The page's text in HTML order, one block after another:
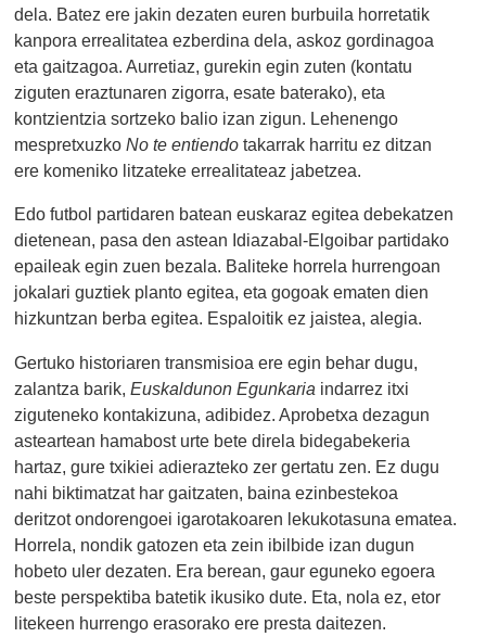
dela. Batez ere jakin dezaten euren burbuila horretatik
kanpora errealitatea ezberdina dela, askoz gordinagoa
eta gaitzagoa. Aurretiaz, gurekin egin zuten (kontatu
ziguten eraztunaren zigorra, esate baterako), eta
kontzientzia sortzeko balio izan zigun. Lehenengo
mespretxuzkoNo te entiendo takarrak harritu ez ditzan
ere komeniko litzateke errealitateaz jabetzea.
Edo futbol partidaren batean euskaraz egitea debekatzen
dietenean, pasa den astean Idiazabal-Elgoibar partidako
epaileak egin zuen bezala. Baliteke horrela hurrengoan
jokalari guztiek planto egitea, eta gogoak ematen dien
hizkuntzan berba egitea. Espaloitik ez jaistea, alegia.
Gertuko historiaren transmisioa ere egin behar dugu,
zalantza barik, Euskaldunon Egunkaria indarrez itxi
ziguteneko kontakizuna, adibidez. Aprobetxa dezagun
asteartean hamabost urte bete direla bidegabekeria
hartaz, gure txikiei adierazteko zer gertatu zen. Ez dugu
nahi biktimatzat har gaitzaten, baina ezinbestekoa
deritzot ondorengoei igarotakoaren lekukotasuna ematea.
Horrela, nondik gatozen eta zein ibilbide izan dugun
hobeto uler dezaten. Era berean, gaur eguneko egoera
beste perspektiba batetik ikusiko dute. Eta, nola ez, etor
litekeen hurrengo erasorako ere presta daitezen.